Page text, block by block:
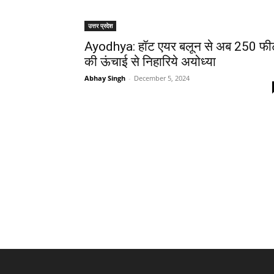
उत्तर प्रदेश
Ayodhya: हॉट एयर बलून से अब 250
की ऊंचाई से निहारिये अयोध्या
Abhay Singh - December 5, 2024